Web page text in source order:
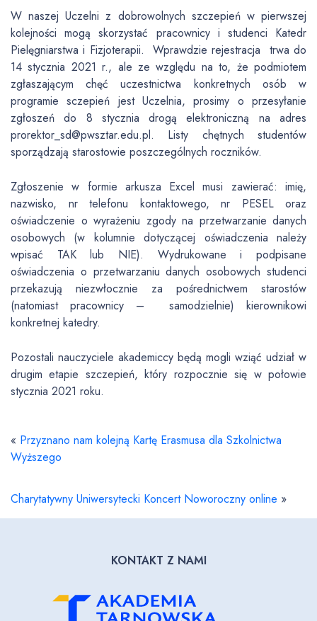
W naszej Uczelni z dobrowolnych szczepień w pierwszej
kolejności mogą skorzystać pracownicy i studenci Katedr
Pielęgniarstwa i Fizjoterapii. Wprawdzie rejestracja trwa do
14 stycznia 2021 r., ale ze względu na to, że podmiotem
zgłaszającym chęć uczestnictwa konkretnych osób w
programie sczepień jest Uczelnia, prosimy o przesyłanie
zgłoszeń do 8 stycznia drogą elektroniczną na adres
prorektor_sd@pwsztar.edu.pl. Listy chętnych studentów
sporządzają starostowie poszczególnych roczników.
Zgłoszenie w formie arkusza Excel musi zawierać: imię,
nazwisko, nr telefonu kontaktowego, nr PESEL oraz
oświadczenie o wyrażeniu zgody na przetwarzanie danych
osobowych (w kolumnie dotyczącej oświadczenia należy
wpisać TAK lub NIE). Wydrukowane i podpisane
oświadczenia o przetwarzaniu danych osobowych studenci
przekazują niezwłocznie za pośrednictwem starostów
(natomiast pracownicy – samodzielnie) kierownikowi
konkretnej katedry.
Pozostali nauczyciele akademiccy będą mogli wziąć udział w
drugim etapie szczepień, który rozpocznie się w połowie
stycznia 2021 roku.
« Przyznano nam kolejną Kartę Erasmusa dla Szkolnictwa
Wyższego
Charytatywny Uniwersytecki Koncert Noworoczny online »
KONTAKT Z NAMI